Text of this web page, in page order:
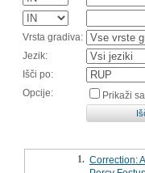
Vrsta gradiva:
Jezik:
Išči po:
Opcije:
Prikaži
1. Correction: